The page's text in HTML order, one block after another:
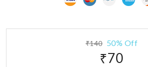
₹140 50% Off
₹70